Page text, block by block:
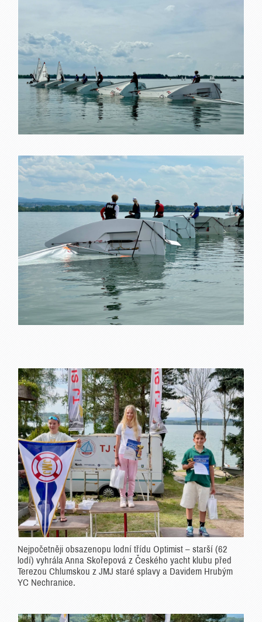
Nejpočetněji obsazenopu lodní třídu Optimist – starší (62
lodí) vyhrála Anna Skořepová z Českého yacht klubu před
Terezou Chlumskou z JMJ staré splavy a Davidem Hrubým
YC Nechranice.